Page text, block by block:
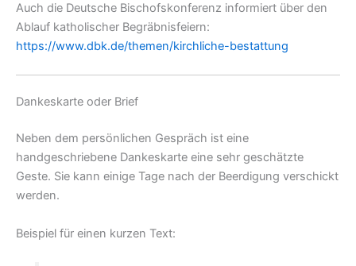
Auch die Deutsche Bischofskonferenz informiert über den
Ablauf katholischer Begräbnisfeiern:
https://www.dbk.de/themen/kirchliche-bestattung
Dankeskarte oder Brief
Neben dem persönlichen Gespräch ist eine
handgeschriebene Dankeskarte eine sehr geschätzte
Geste. Sie kann einige Tage nach der Beerdigung verschickt
werden.
Beispiel für einen kurzen Text: